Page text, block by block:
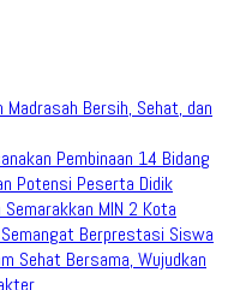
Bersih, Sehat, dan
Pembinaan 14 Bidang
Potensi Peserta Didik
MIN 2 Kota
Berprestasi Siswa
Sehat Bersama, Wujudkan